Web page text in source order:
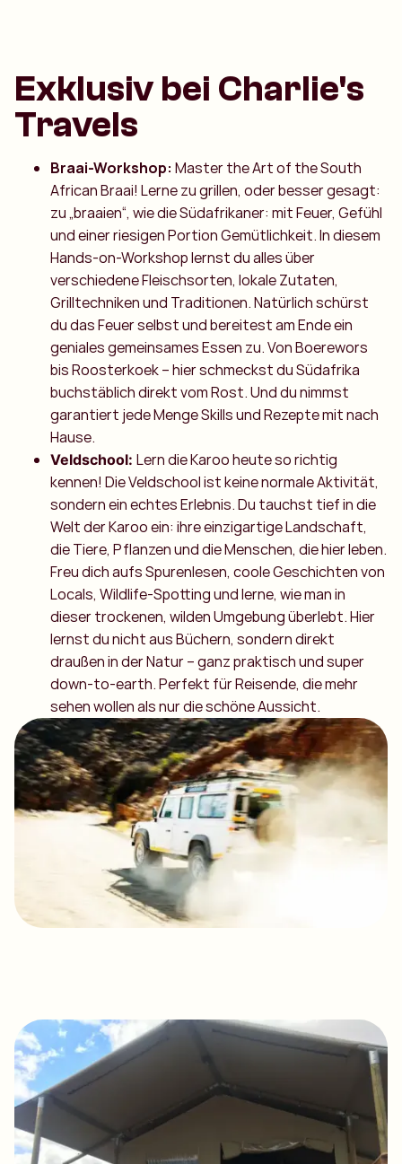
Exklusiv bei Charlie's
Travels
Braai-Workshop: Master the Art of the South
African Braai! Lerne zu grillen, oder besser gesagt:
zu „braaien“, wie die Südafrikaner: mit Feuer, Gefühl
und einer riesigen Portion Gemütlichkeit. In diesem
Hands-on-Workshop lernst du alles über
verschiedene Fleischsorten, lokale Zutaten,
Grilltechniken und Traditionen. Natürlich schürst
du das Feuer selbst und bereitest am Ende ein
geniales gemeinsames Essen zu. Von Boerewors
bis Roosterkoek – hier schmeckst du Südafrika
buchstäblich direkt vom Rost. Und du nimmst
garantiert jede Menge Skills und Rezepte mit nach
Hause.
Veldschool: Lern die Karoo heute so richtig
kennen! Die Veldschool ist keine normale Aktivität,
sondern ein echtes Erlebnis. Du tauchst tief in die
Welt der Karoo ein: ihre einzigartige Landschaft,
die Tiere, Pflanzen und die Menschen, die hier leben.
Freu dich aufs Spurenlesen, coole Geschichten von
Locals, Wildlife-Spotting und lerne, wie man in
dieser trockenen, wilden Umgebung überlebt. Hier
lernst du nicht aus Büchern, sondern direkt
draußen in der Natur – ganz praktisch und super
down-to-earth. Perfekt für Reisende, die mehr
sehen wollen als nur die schöne Aussicht.